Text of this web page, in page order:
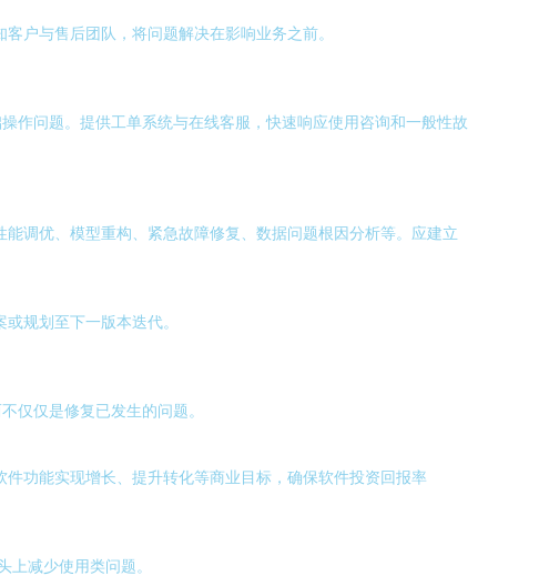
户与售后团队，将问题解决在影响业务之前。
作问题。提供工单系统与在线客服，快速响应使用咨询和一般性故
调优、模型重构、紧急故障修复、数据问题根因分析等。应建立
规划至下一版本迭代。
仅仅是修复已发生的问题。
功能实现增长、提升转化等商业目标，确保软件投资回报率
减少使用类问题。